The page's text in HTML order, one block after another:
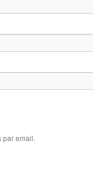
par email.